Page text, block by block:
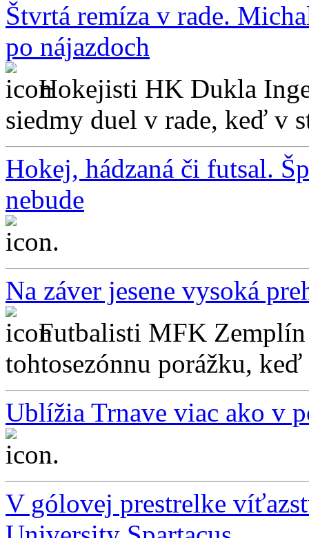
Štvrtá remíza v rade.
po nájazdoch
Hokejisti HK Dukla
siedmy duel v rade, keď v
Hokej, hádzaná či futsal.
nebude
...
Na záver jesene vysoká
Futbalisti MFK
tohtosezónnu porážku,
Ublížia Trnave viac ako v
...
V gólovej prestrelke